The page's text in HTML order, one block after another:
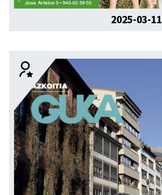
2025-03-11